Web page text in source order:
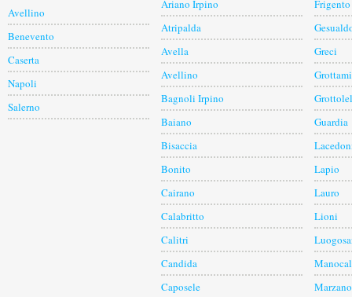
Avellino
Benevento
Caserta
Napoli
Salerno
Ariano Irpino
Atripalda
Avella
Avellino
Bagnoli Irpino
Baiano
Bisaccia
Bonito
Cairano
Calabritto
Calitri
Candida
Caposele
Frigento
Greci
Guardia
Lapio
Lauro
Lioni